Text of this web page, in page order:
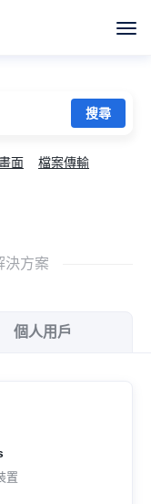
面 檔案傳輸
決方案
個人用戶
置